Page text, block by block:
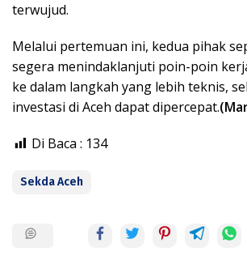
terwujud.
Melalui pertemuan ini, kedua pihak
segera menindaklanjuti poin-poin
ke dalam langkah yang lebih teknis,
investasi di Aceh dapat dipercepat.
Di Baca : 134
Sekda Aceh